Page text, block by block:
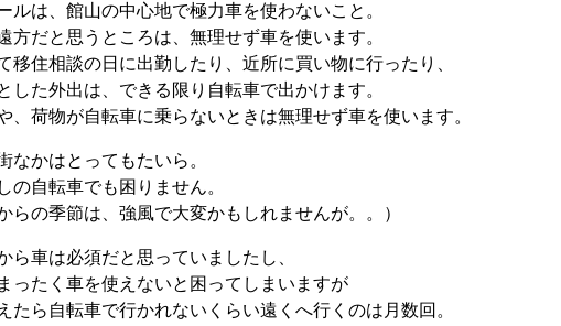
ルは、館山の中心地で極力車を使わないこと。
方だと思うところは、無理せず車を使います。
移住相談の日に出勤したり、近所に買い物に行ったり、
した外出は、できる限り自転車で出かけます。
、荷物が自転車に乗らないときは無理せず車を使います。
なかはとってもたいら。
の自転車でも困りません。
らの季節は、強風で大変かもしれませんが。。）
ら車は必須だと思っていましたし、
ったく車を使えないと困ってしまいますが
たら自転車で行かれないくらい遠くへ行くのは月数回。